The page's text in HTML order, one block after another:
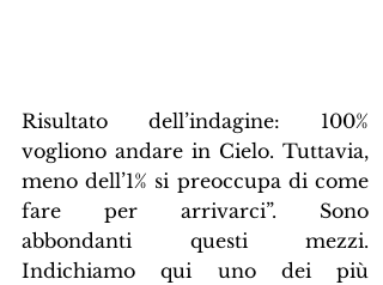
Risultato dell’indagine: 100%
vogliono andare in Cielo. Tuttavia,
meno dell’1% si preoccupa di come
fare per arrivarci”. Sono
abbondanti questi mezzi.
Indichiamo qui uno dei più